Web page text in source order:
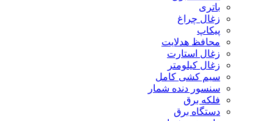
باتری
زغال چراغ
پیکاپ
محافظ هدلایت
زغال استارت
زغال کیلومتر
سیم کشی کامل
سنسور دنده شمار
فلکه برق
دستگاه برق